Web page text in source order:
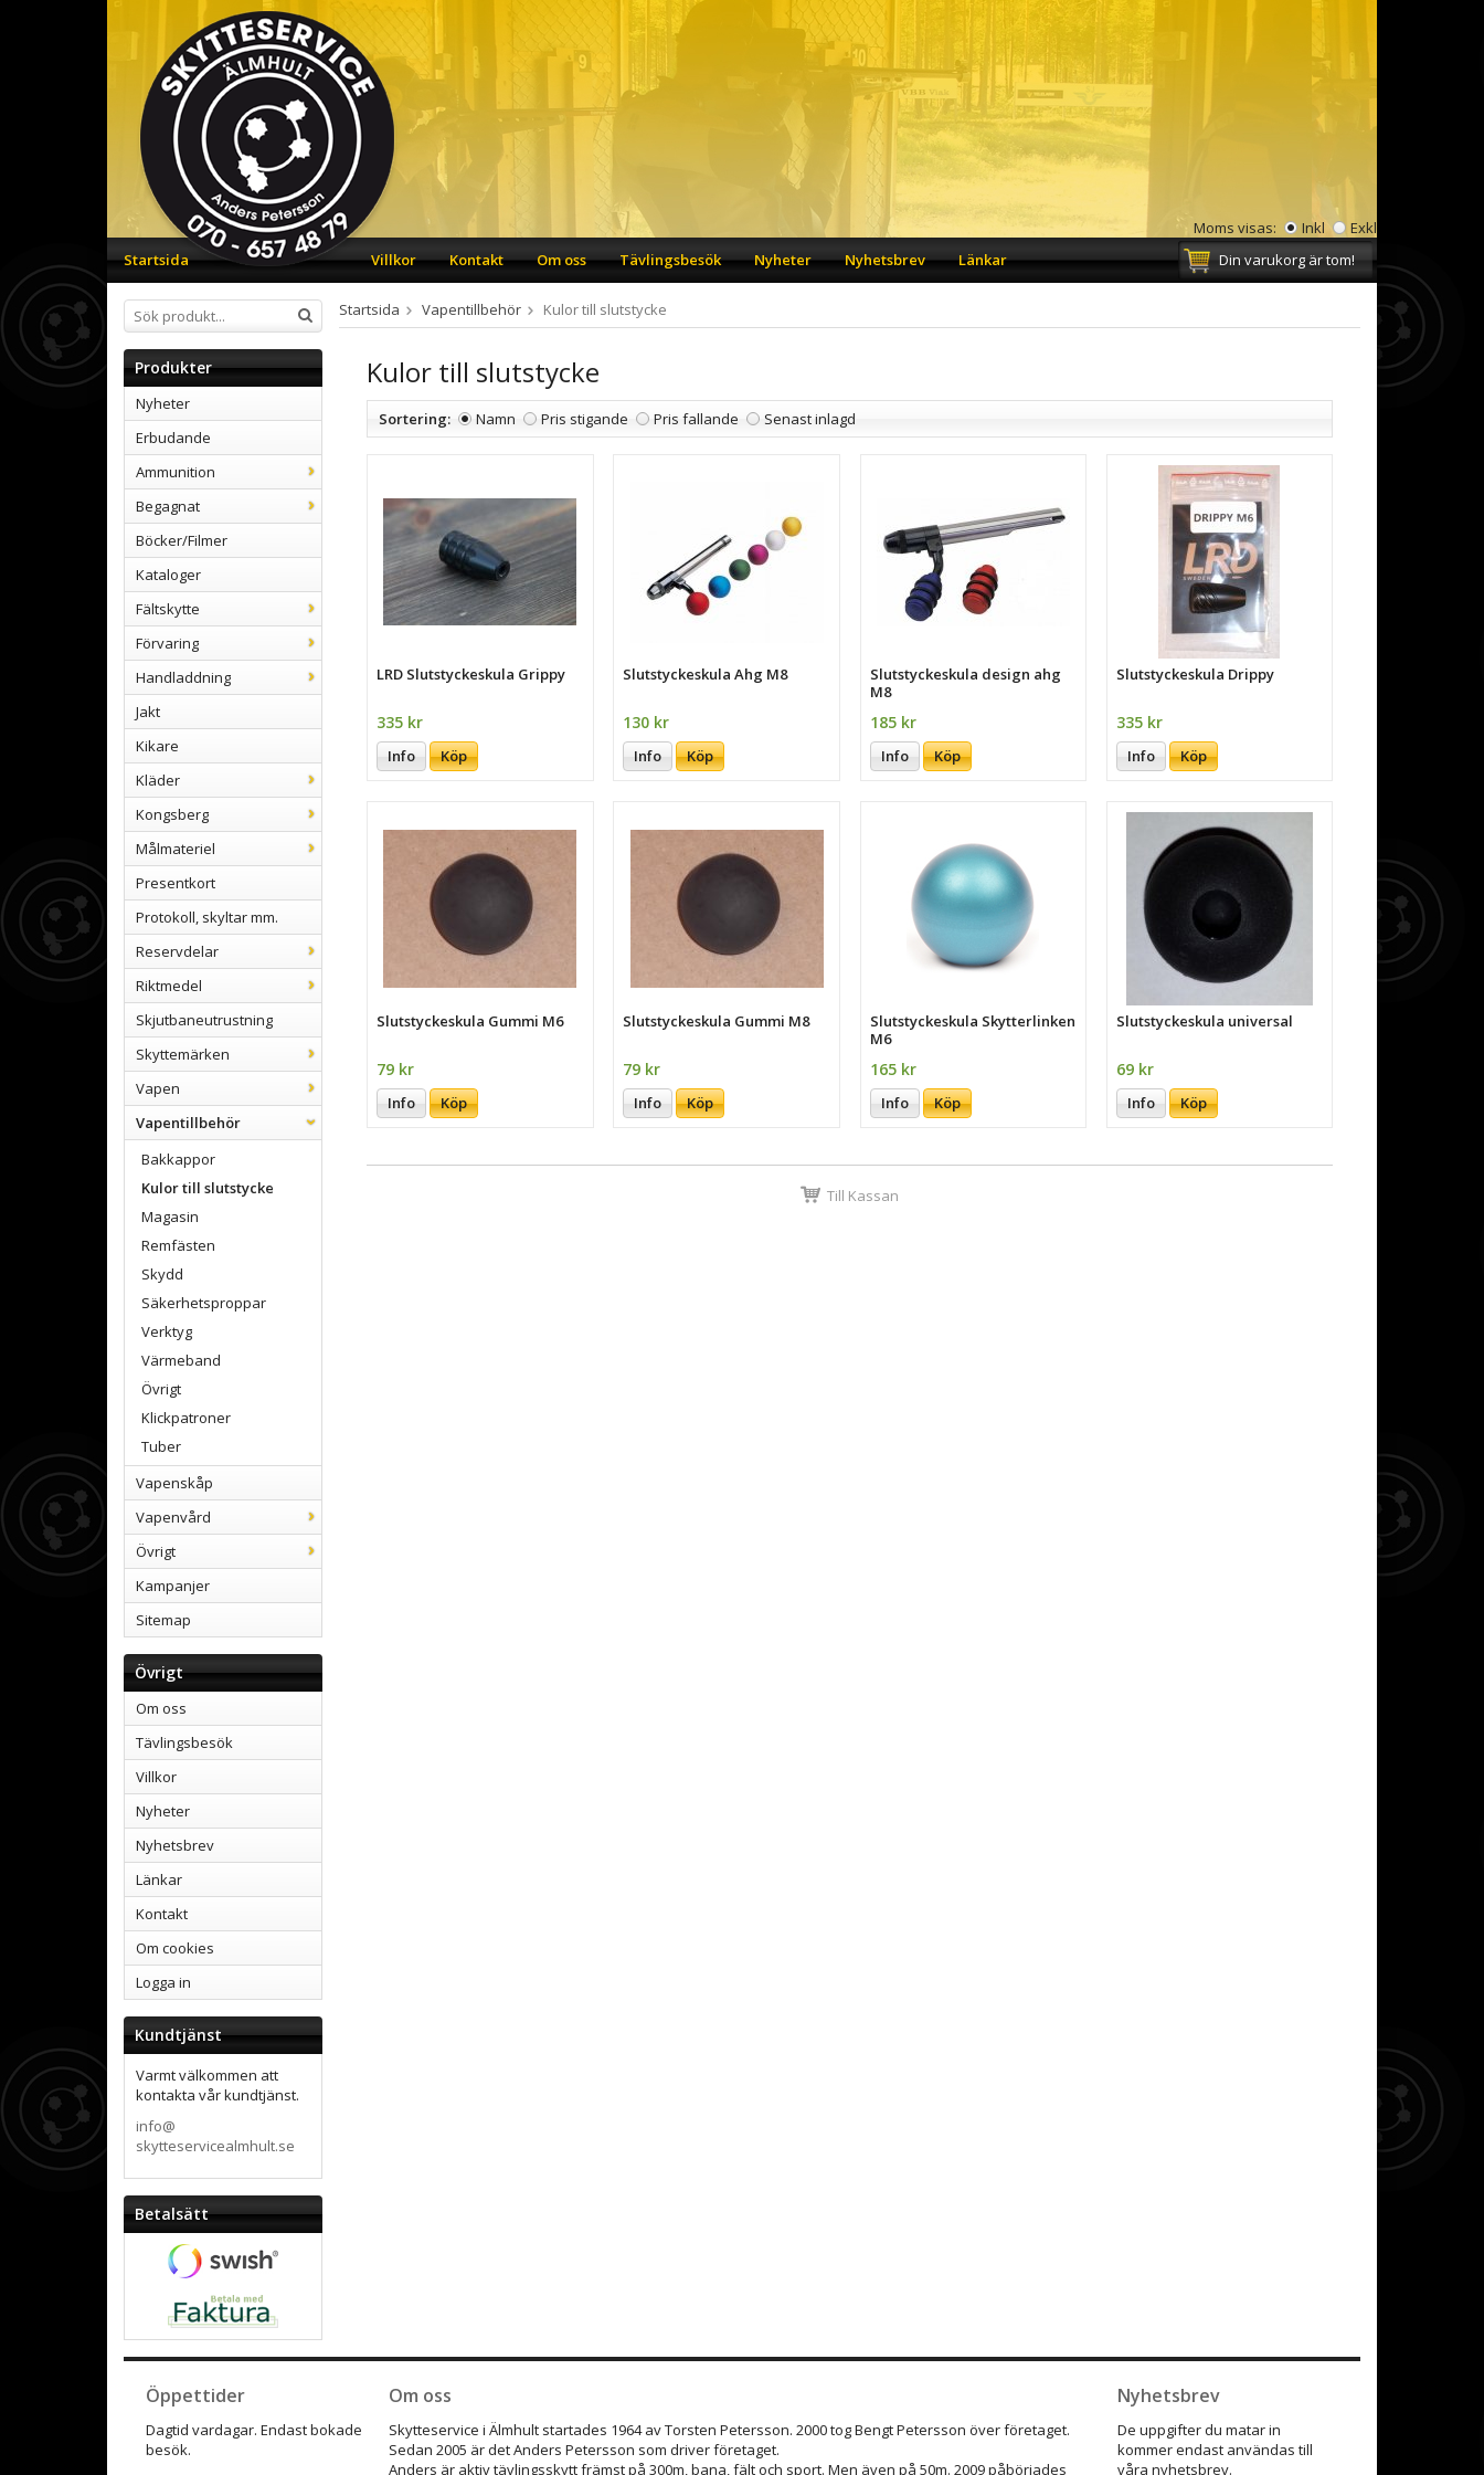
Moms visas: Inkl
Exkl
Startsida
Villkor Kontakt Om oss Tävlingsbesök Nyheter Nyhetsbrev Länkar Din varukorg är tom!
Produkter
Nyheter
Erbudande
Ammunition
Begagnat
Böcker/Filmer
Kataloger
Fältskytte
Förvaring
Handladdning
Jakt
Kikare
Kläder
Kongsberg
Målmateriel
Presentkort
Protokoll, skyltar mm.
Reservdelar
Riktmedel
Skjutbaneutrustning
Skyttemärken
Vapen
Vapentillbehör
Bakkappor
Kulor till slutstycke
Magasin
Remfästen
Skydd
Säkerhetsproppar
Verktyg
Värmeband
Övrigt
Klickpatroner
Tuber
Vapenskåp
Vapenvård
Övrigt
Kampanjer
Sitemap
Övrigt
Om oss
Tävlingsbesök
Villkor
Nyheter
Nyhetsbrev
Länkar
Kontakt
Om cookies
Logga in
Kundtjänst
Varmt välkommen att
kontakta vår kundtjänst.
info@
skytteservicealmhult.se
Betalsätt
Startsida Vapentillbehör Kulor till slutstycke
Kulor till slutstycke
Sortering: Namn Pris stigande Pris fallande Senast inlagd
LRD Slutstyckeskula Grippy
335 kr
Info Köp
Slutstyckeskula Ahg M8
130 kr
Info Köp
Slutstyckeskula design ahg
M8
185 kr
Info Köp
Slutstyckeskula Drippy
335 kr
Info Köp
Slutstyckeskula Gummi M6
79 kr
Info Köp
Slutstyckeskula Gummi M8
79 kr
Info Köp
Slutstyckeskula Skytterlinken
M6
165 kr
Info Köp
Slutstyckeskula universal
69 kr
Info Köp
Till Kassan
Öppettider
Dagtid vardagar. Endast bokade
besök.
Nyhetsbrev
De uppgifter du matar in
kommer endast användas till
våra nyhetsbrev.
Om oss
Skytteservice i Älmhult startades 1964 av Torsten Petersson. 2000 tog Bengt Petersson över företaget.
Sedan 2005 är det Anders Petersson som driver företaget.
Anders är aktiv tävlingsskytt främst på 300m, bana, fält och sport. Men även på 50m. 2009 påbörjades